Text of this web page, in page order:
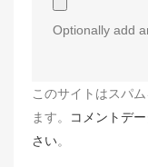
Optionally add
このサイトはスパ
ます。
コメントデ
さい。